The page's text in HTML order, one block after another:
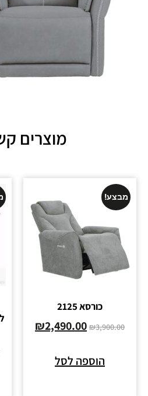
מוצרים
מבצע!
כורסא 2125
₪3,900.00
₪2,490.00
הוספה לסל